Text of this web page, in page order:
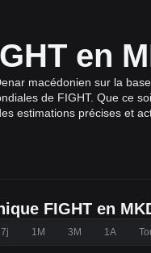
en
macédonien sur la
de FIGHT. Que ce
estimations précises et
FIGHT en
7j 1M 3M 1A